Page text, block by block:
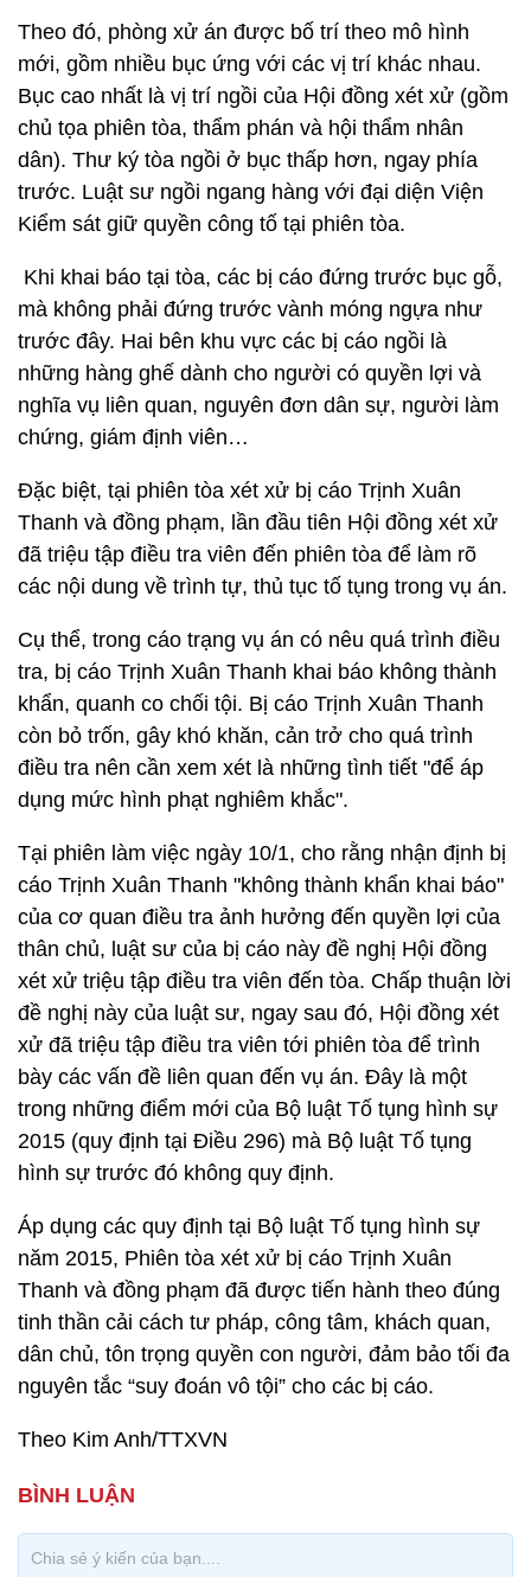
Theo đó, phòng xử án được bố trí theo mô hình
mới, gồm nhiều bục ứng với các vị trí khác nhau.
Bục cao nhất là vị trí ngồi của Hội đồng xét xử (gồm
chủ tọa phiên tòa, thẩm phán và hội thẩm nhân
dân). Thư ký tòa ngồi ở bục thấp hơn, ngay phía
trước. Luật sư ngồi ngang hàng với đại diện Viện
Kiểm sát giữ quyền công tố tại phiên tòa.
Khi khai báo tại tòa, các bị cáo đứng trước bục gỗ,
mà không phải đứng trước vành móng ngựa như
trước đây. Hai bên khu vực các bị cáo ngồi là
những hàng ghế dành cho người có quyền lợi và
nghĩa vụ liên quan, nguyên đơn dân sự, người làm
chứng, giám định viên…
Đặc biệt, tại phiên tòa xét xử bị cáo Trịnh Xuân
Thanh và đồng phạm, lần đầu tiên Hội đồng xét xử
đã triệu tập điều tra viên đến phiên tòa để làm rõ
các nội dung về trình tự, thủ tục tố tụng trong vụ án.
Cụ thể, trong cáo trạng vụ án có nêu quá trình điều
tra, bị cáo Trịnh Xuân Thanh khai báo không thành
khẩn, quanh co chối tội. Bị cáo Trịnh Xuân Thanh
còn bỏ trốn, gây khó khăn, cản trở cho quá trình
điều tra nên cần xem xét là những tình tiết "để áp
dụng mức hình phạt nghiêm khắc".
Tại phiên làm việc ngày 10/1, cho rằng nhận định bị
cáo Trịnh Xuân Thanh "không thành khẩn khai báo"
của cơ quan điều tra ảnh hưởng đến quyền lợi của
thân chủ, luật sư của bị cáo này đề nghị Hội đồng
xét xử triệu tập điều tra viên đến tòa. Chấp thuận lời
đề nghị này của luật sư, ngay sau đó, Hội đồng xét
xử đã triệu tập điều tra viên tới phiên tòa để trình
bày các vấn đề liên quan đến vụ án. Đây là một
trong những điểm mới của Bộ luật Tố tụng hình sự
2015 (quy định tại Điều 296) mà Bộ luật Tố tụng
hình sự trước đó không quy định.
Áp dụng các quy định tại Bộ luật Tố tụng hình sự
năm 2015, Phiên tòa xét xử bị cáo Trịnh Xuân
Thanh và đồng phạm đã được tiến hành theo đúng
tinh thần cải cách tư pháp, công tâm, khách quan,
dân chủ, tôn trọng quyền con người, đảm bảo tối đa
nguyên tắc “suy đoán vô tội” cho các bị cáo.
Theo Kim Anh/TTXVN